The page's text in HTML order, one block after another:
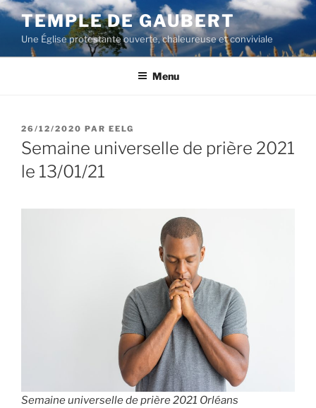
Aller
contenu
principal
TEMPLE DE GAUBERT
Une Église protestante ouverte, chaleureuse et conviviale
Menu
PUBLIÉ
LE
26/12/2020 PAR EELG
Semaine universelle de prière 2021
le 13/01/21
Semaine universelle de prière 2021 Orléans